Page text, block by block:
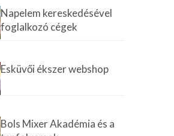
Napelem kereskedésével
foglalkozó cégek
Esküvői ékszer webshop
Bols Mixer Akadémia és a